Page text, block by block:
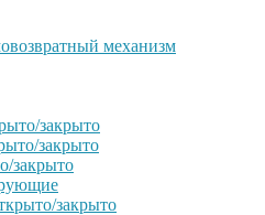
механизм
закрыто
закрыто
закрыто
закрыто